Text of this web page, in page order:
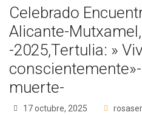
Celebrado
Alicante-
-2025,Tertulia: »
muerte-
17 octubre, 2025